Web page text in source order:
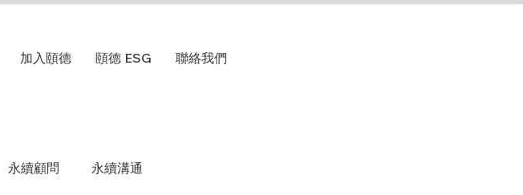
加入頤德 頤德 ESG 聯絡我們
永續顧問 永續溝通